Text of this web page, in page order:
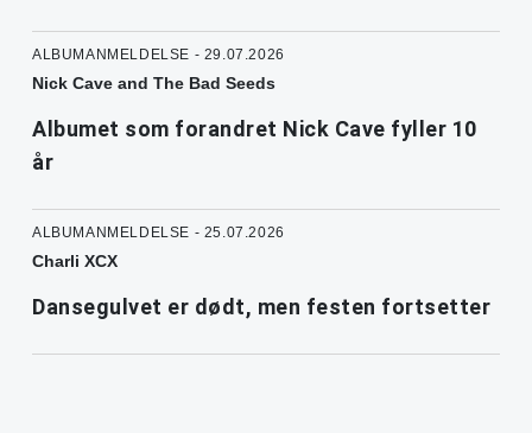
ALBUMANMELDELSE - 29.07.2026
Nick Cave and The Bad Seeds
Albumet som forandret Nick Cave fyller 10
år
ALBUMANMELDELSE - 25.07.2026
Charli XCX
Dansegulvet er dødt, men festen fortsetter